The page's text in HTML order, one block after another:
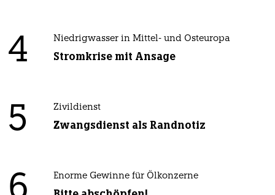
4 Niedrigwasser in Mittel- und Osteuropa
Stromkrise mit Ansage
5 Zivildienst
Zwangsdienst als Randnotiz
Enorme Gewinne für Ölkonzerne